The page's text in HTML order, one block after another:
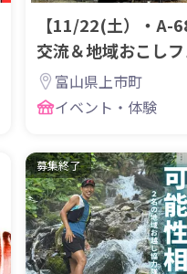
【11/22(土）・A-
交流＆地域おこし
展！富山県上市町
イベント・体験
募集終了